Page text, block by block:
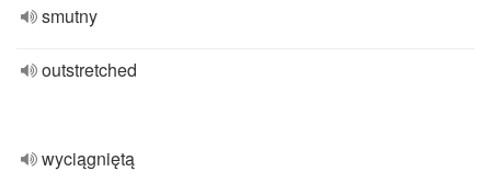
smutny
outstretched
wyciągniętą